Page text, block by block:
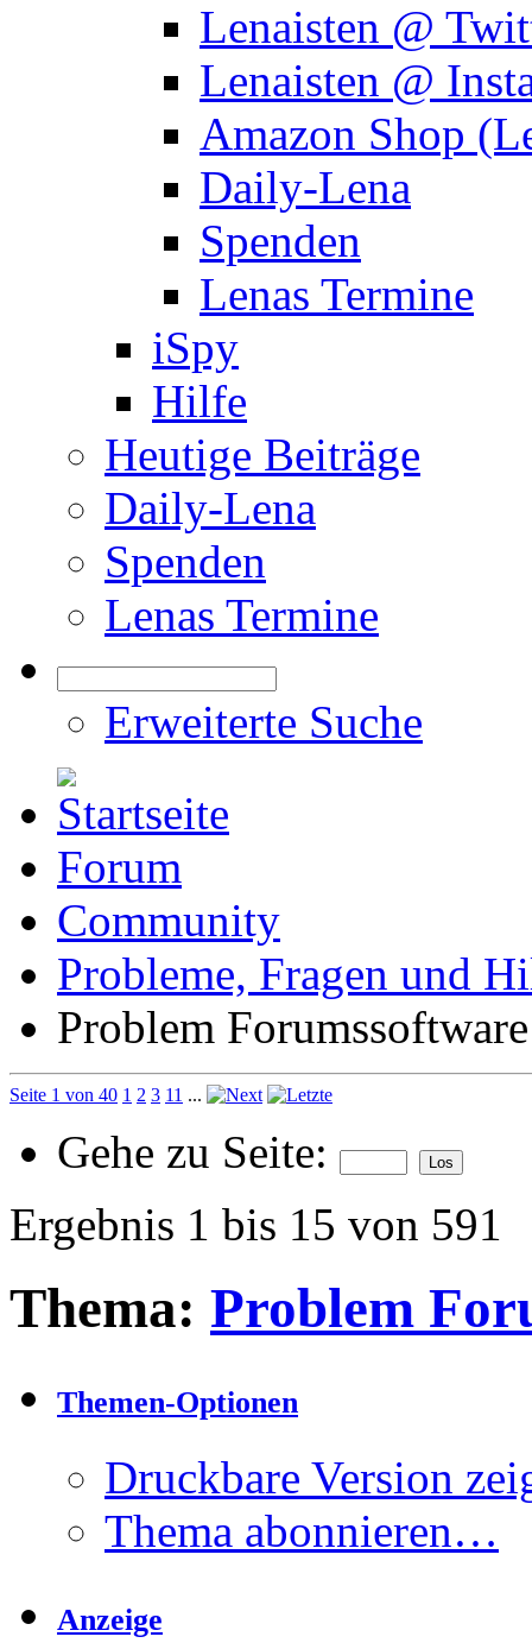
Lenaisten @
Lenaisten @
Amazon Shop
Daily-Lena
Spenden
Lenas Termine
iSpy
Hilfe
Heutige Beiträge
Daily-Lena
Spenden
Lenas Termine
Erweiterte Suche
Forum
Community
Probleme, Fragen und
Problem Forumssoftware
Seite 1 von 40 1 2 3 11 ...
Gehe zu Seite:
Ergebnis 1 bis 15 von 591
Thema: Problem
Themen-Optionen
Druckbare Version
Thema abonnieren…
Anzeige